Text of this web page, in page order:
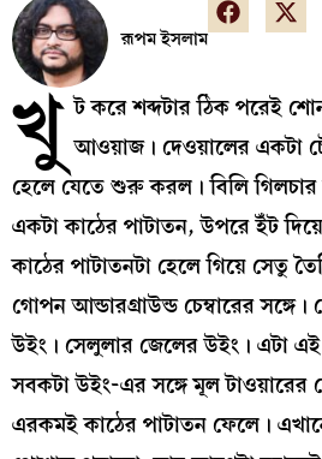
রূপম ইসলাম
খু ট করে শব্দটার ঠিক পরেই
আওয়াজ। দেওয়ালের একটা
হেলে যেতে শুরু করল। বিলি
একটা কাঠের পাটাতন, উপরে ইঁট
কাঠের পাটাতনটা হেলে গিয়ে সেতু
গোপন আন্ডারগ্রাউন্ড চেম্বারের
উইং। সেলুলার জেলের উইং। এটা
সবকটা উইং-এর সঙ্গে মূল
এরকমই কাঠের পাটাতন ফেলে।